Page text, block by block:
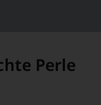
Perle